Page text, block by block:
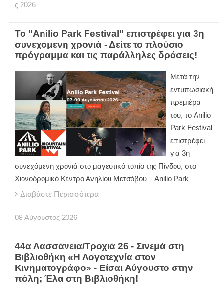
ς 2026
Το "Anilio Park Festival" επιστρέφει για 3η
συνεχόμενη χρονιά - Δείτε το πλούσιο
πρόγραμμα και τις παράλληλες δράσεις!
Μετά την
εντυπωσιακή
πρεμιέρα
του, το Anilio
Park Festival
επιστρέφει
για 3η
συνεχόμενη χρονιά στο μαγευτικό τοπίο της Πίνδου, στο
Χιονοδρομικό Κέντρο Ανηλίου Μετσόβου – Anilio Park
Διαβάστε Περισσότερα
08 Αύγουστος 2026
44α Λασσάνεια/Τροχιά 26 - Σινεμά στη
Βιβλιοθήκη «Η Λογοτεχνία στον
Κινηματογράφο» - Είσαι Αύγουστο στην
πόλη; Έλα στη Βιβλιοθήκη!